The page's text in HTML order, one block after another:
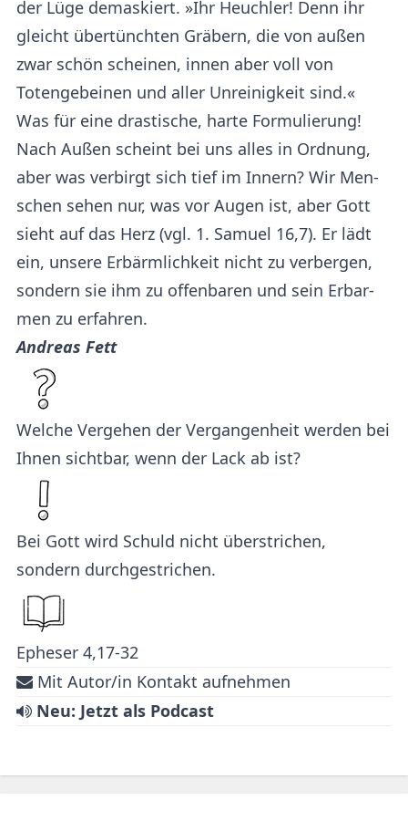
der Lüge demaskiert. »Ihr Heuchler! Denn ihr
gleicht übertünchten Gräbern, die von außen
zwar schön scheinen, innen aber voll von
Totengebeinen und aller Unreinigkeit sind.«
Was für eine drastische, harte Formulierung!
Nach Außen scheint bei uns alles in Ordnung,
aber was verbirgt sich tief im Innern? Wir Men­
schen sehen nur, was vor Augen ist, aber Gott
sieht auf das Herz (vgl. 1. Sa­mu­el 16,7). Er lädt
ein, un­se­re Er­bärm­lich­keit nicht zu ver­ber­gen,
son­dern sie ihm zu of­fen­ba­ren und sein Er­bar­
men zu er­fah­ren.
Andreas Fett
Welche Vergehen der Vergangenheit werden bei
Ihnen sichtbar, wenn der Lack ab ist?
Bei Gott wird Schuld nicht überstrichen,
sondern durchgestrichen.
Epheser 4,17-32
Mit Autor/in Kontakt aufnehmen
Neu: Jetzt als Podcast